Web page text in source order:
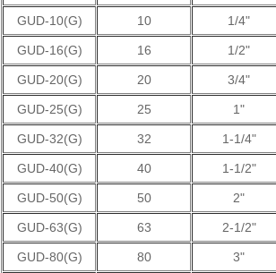
GUD-10(G) 10 1/4"
GUD-16(G) 16 1/2"
GUD-20(G) 20 3/4"
GUD-25(G) 25 1"
GUD-32(G) 32 1-1/4"
GUD-40(G) 40 1-1/2"
GUD-50(G) 50 2"
GUD-63(G) 63 2-1/2"
GUD-80(G) 80 3"